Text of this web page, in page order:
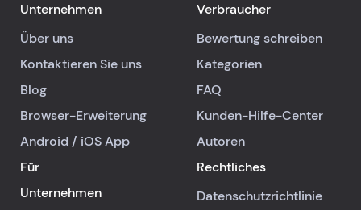
Unternehmen
Über uns
Kontaktieren Sie uns
Blog
Browser-Erweiterung
Android / iOSApp
Verbraucher
Bewertung schreiben
Kategorien
FAQ
Kunden-Hilfe-Center
Autoren
Für
Unternehmen
Rechtliches
Datenschutzrichtlinie